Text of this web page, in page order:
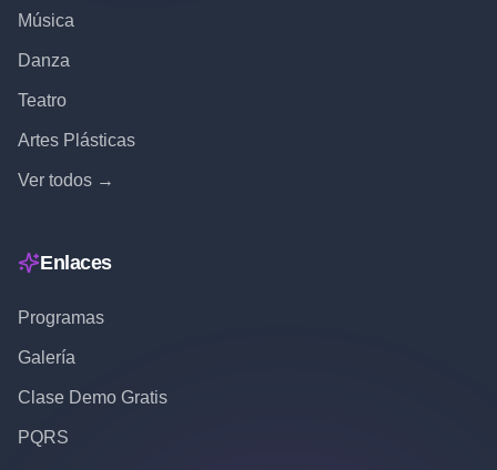
Música
Danza
Teatro
Artes Plásticas
Ver todos →
Enlaces
Programas
Galería
Clase Demo Gratis
PQRS